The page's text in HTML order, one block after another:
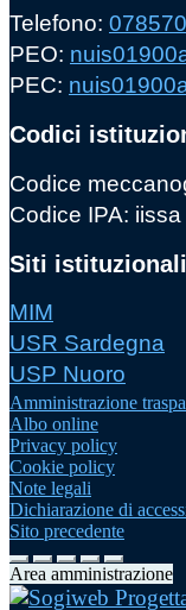
Telefono:
PEO:
PEC:
Codici
Codice
Codice IPA: iissa
Siti istituzionali
MIM
USR Sardegna
USP Nuoro
Amministrazione
Albo online
Privacy policy
Cookie policy
Note legali
Dichiarazione di
Sito precedente
Area amministrazione